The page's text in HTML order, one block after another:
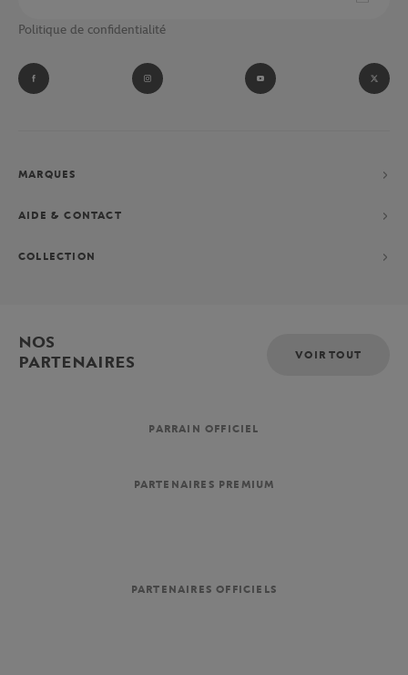
Politique de confidentialité
MARQUES
AIDE & CONTACT
COLLECTION
NOS
PARTENAIRES
VOIR TOUT
PARRAIN OFFICIEL